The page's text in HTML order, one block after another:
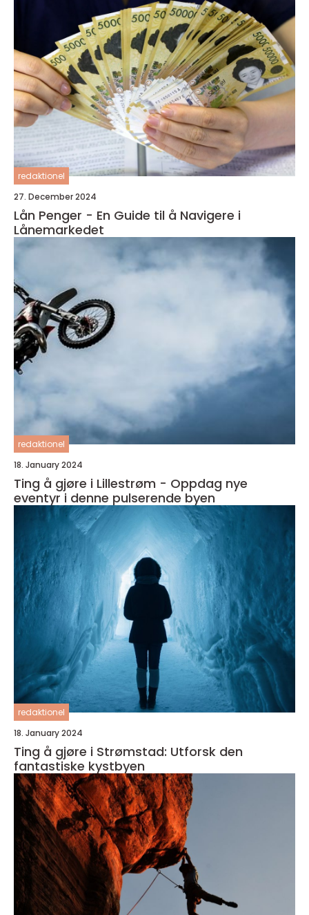
redaktionel
27. December 2024
Lån Penger - En Guide til å Navigere i
Lånemarkedet
redaktionel
18. January 2024
Ting å gjøre i Lillestrøm - Oppdag nye
eventyr i denne pulserende byen
redaktionel
18. January 2024
Ting å gjøre i Strømstad: Utforsk den
fantastiske kystbyen